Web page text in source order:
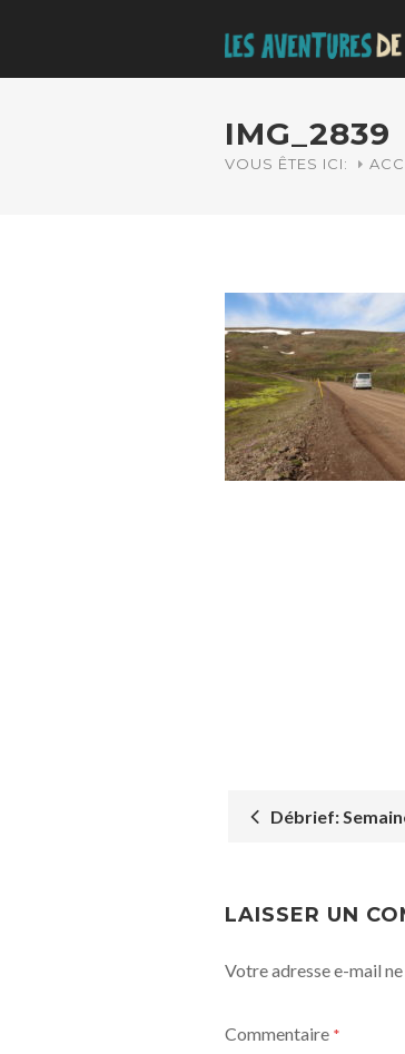
IMG_2839
VOUS ÊTES ICI:
Débrief:
LAISSER UN
Votre adresse e-mail
Commentaire *